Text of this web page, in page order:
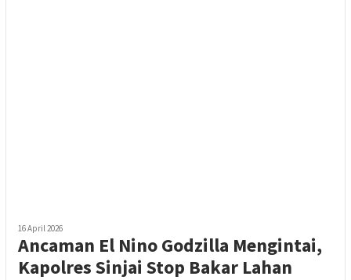
16 April 2026
Ancaman El Nino Godzilla Mengintai,
Kapolres Sinjai Stop Bakar Lahan